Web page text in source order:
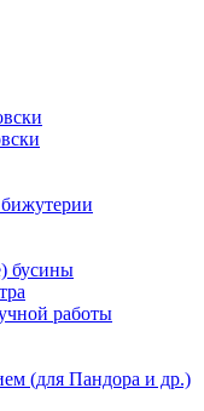
бусины
работы
(для Пандора и др.)